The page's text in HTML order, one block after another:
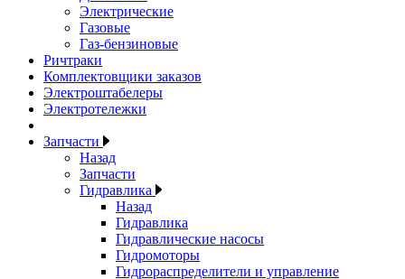
Электрические
Газовые
Газ-бензиновые
Ричтраки
Комплектовщики заказов
Электроштабелеры
Электротележки
Запчасти
Назад
Запчасти
Гидравлика
Назад
Гидравлика
Гидравлические насосы
Гидромоторы
Гидрораспределители и управление